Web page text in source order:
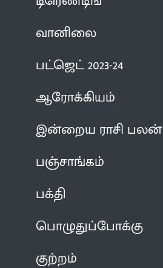
வானிலை
பட்ஜெட் 2023-24
ஆரோக்கியம்
இன்றைய ராசி பலன்
பஞ்சாங்கம்
பக்தி
பொழுதுப்போக்கு
குற்றம்